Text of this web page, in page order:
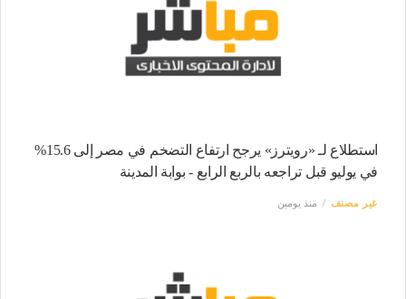
استطلاع لـ «رويترز» يرجح ارتفاع التضخم في مصر إلى 15.6%
في يوليو قبل تراجعه بالربع الرابع - بوابة المدينة
غير مصنف منذ يومين